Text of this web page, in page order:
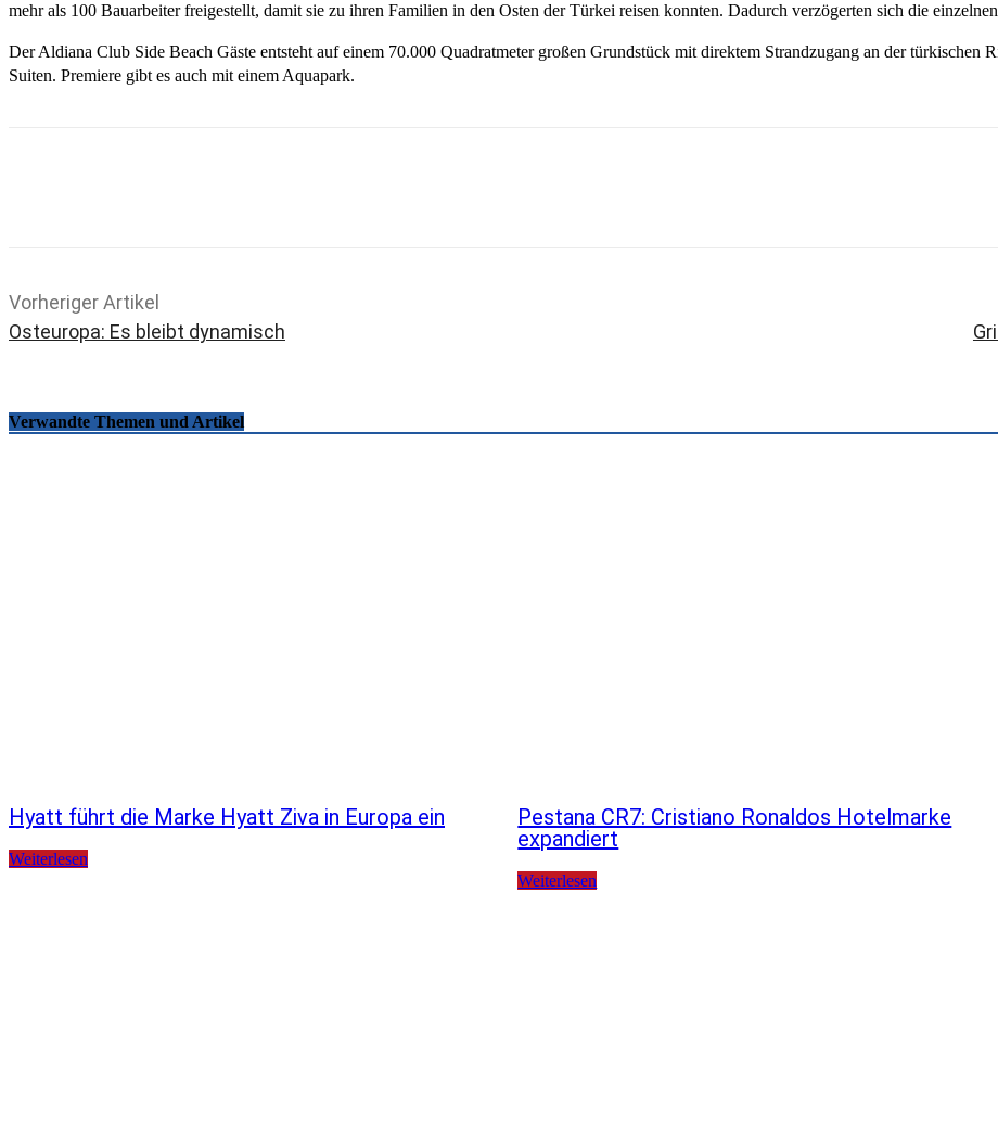
mehr als 100 Bauarbeiter freigestellt, damit sie zu ihren Familien in den Osten der Türkei reisen konnten. Dadurch verzögerten sich die
Der Aldiana Club Side Beach Gäste entsteht auf einem 70.000 Quadratmeter großen Grundstück mit direktem Strandzugang an der türkischen
Suiten. Premiere gibt es auch mit einem Aquapark.
Vorheriger Artikel
Osteuropa: Es bleibt dynamisch
Verwandte Themen und Artikel
Hyatt führt die Marke Hyatt Ziva in Europa ein
Weiterlesen
Pestana CR7: Cristiano Ronaldos Hotelmarke
expandiert
Weiterlesen